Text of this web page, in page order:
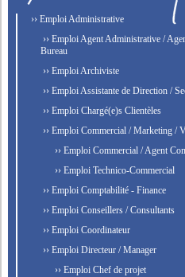
›› Emploi Administrative
›› Emploi Agent Administrative /
Bureau
›› Emploi Archiviste
›› Emploi Assistante de Direction /
›› Emploi Chargé(e)s Clientèles
›› Emploi Commercial / Marketing /
›› Emploi Commercial / Agent
›› Emploi Technico-Commercial
›› Emploi Comptabilité - Finance
›› Emploi Conseillers / Consultants
›› Emploi Coordinateur
›› Emploi Directeur / Manager
›› Emploi Chef de projet